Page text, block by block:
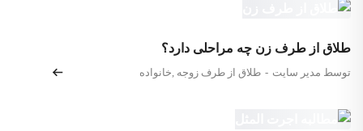
طلاق از طرف زن چه مراحلی دارد؟
توسط مدیر سایت - خانواده, طلاق از طرف زوجه